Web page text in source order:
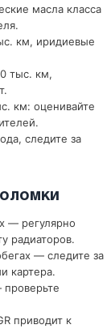
масла класса
км, иридиевые
тыс. км,
км: оценивайте
следите за
— регулярно
радиаторов.
— следите за
картера.
приводит к